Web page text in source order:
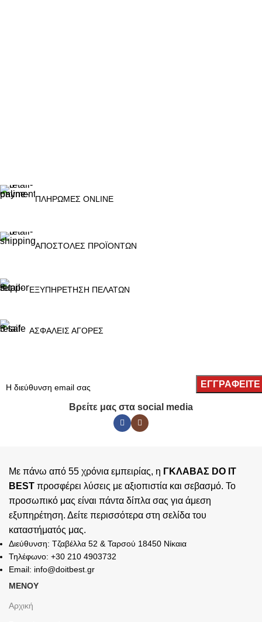
ΠΛΗΡΩΜΕΣ ONLINE
ΑΠΟΣΤΟΛΕΣ ΠΡΟΪΟΝΤΩΝ
ΕΞΥΠΗΡΕΤΗΣΗ ΠΕΛΑΤΩΝ
ΑΣΦΑΛΕΙΣ ΑΓΟΡΕΣ
Βρείτε μας στα social media
Με πάνω από 55 χρόνια εμπειρίας, η ΓΚΛΑΒΑΣ DO IT
BEST προσφέρει λύσεις με αξιοπιστία και σεβασμό. Το
προσωπικό μας είναι πάντα δίπλα σας για άμεση
εξυπηρέτηση. Δείτε περισσότερα στη σελίδα του
καταστήματός μας.
Διεύθυνση: Τζαβέλλα 52 & Ταρσού 18450 Νίκαια
Τηλέφωνο: +30 210 4903732
Email: info@doitbest.gr
ΜΕΝΟΥ
Αρχική